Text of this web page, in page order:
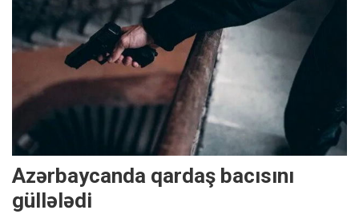
Azərbaycanda qardaş bacısını
güllələdi